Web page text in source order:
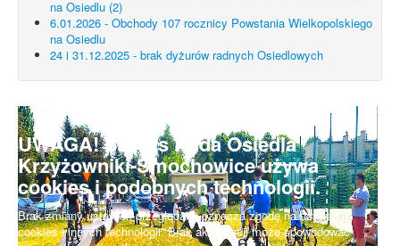
na Osiedlu (2)
6.01.2026 - Obchody 107 rocznicy Powstania Wielkopolskiego
na Osiedlu
24 i 31.12.2025 - brak dyżurów radnych Osiedlowych
UWAGA! Serwis Rada Osiedla
Krzyżowniki-Smochowice używa
cookies i podobnych technologii.
Brak zmiany ustawień przeglądarki oznacza zgodę na używanie
cookies i innych technologii. Brak akceptacji może spowodować